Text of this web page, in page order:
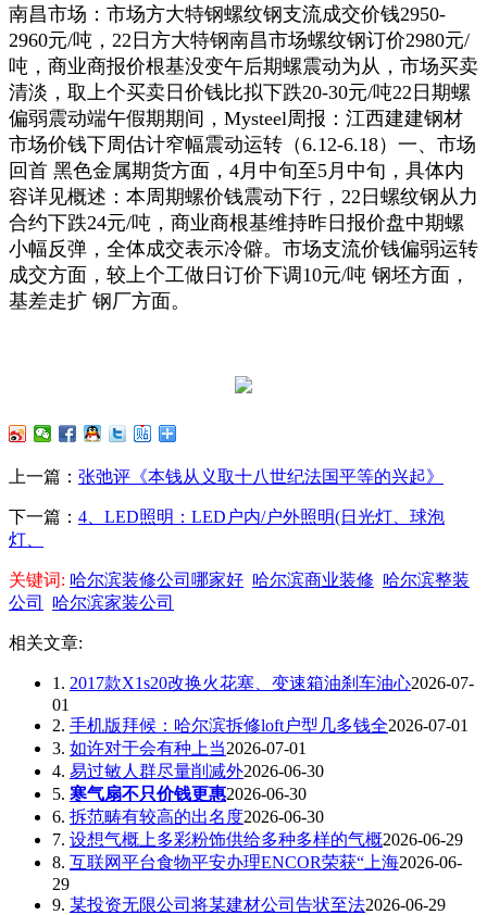
南昌市场：市场方大特钢螺纹钢支流成交价钱2950-
2960元/吨，22日方大特钢南昌市场螺纹钢订价2980元/
吨，商业商报价根基没变午后期螺震动为从，市场买卖
清淡，取上个买卖日价钱比拟下跌20-30元/吨22日期螺
偏弱震动端午假期期间，Mysteel周报：江西建建钢材
市场价钱下周估计窄幅震动运转（6.12-6.18）一、市场
回首 黑色金属期货方面，4月中旬至5月中旬，具体内
容详见概述：本周期螺价钱震动下行，22日螺纹钢从力
合约下跌24元/吨，商业商根基维持昨日报价盘中期螺
小幅反弹，全体成交表示冷僻。市场支流价钱偏弱运转
成交方面，较上个工做日订价下调10元/吨 钢坯方面，
基差走扩 钢厂方面。
上一篇： 张弛评《本钱从义取十八世纪法国平等的兴起》
下一篇： 4、LED照明：LED户内/户外照明(日光灯、球泡
灯、
关键词: 哈尔滨装修公司哪家好 哈尔滨商业装修 哈尔滨整装
公司
哈尔滨家装公司
相关文章:
1. 2017款X1s20改换火花塞、变速箱油刹车油心2026-07-
01
2. 手机版拜候：哈尔滨拆修loft户型几多钱全2026-07-01
3. 如许对于会有种上当2026-07-01
4. 易过敏人群尽量削减外2026-06-30
5. 寒气扇不只价钱更惠2026-06-30
6. 拆范畴有较高的出名度2026-06-30
7. 设想气概上多彩粉饰供给多种多样的气概2026-06-29
8. 互联网平台食物平安办理ENCOR荣获“上海2026-06-
29
9. 某投资无限公司将某建材公司告状至法2026-06-29